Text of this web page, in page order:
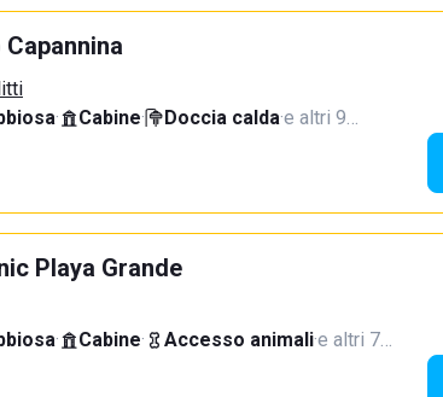
Capannina
· Cabine· Doccia calda·e altri 9…
Playa Grande
· Cabine· Accesso animali·e altri 7…